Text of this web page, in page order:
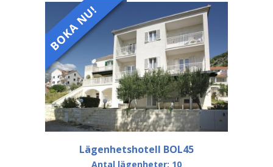
Lägenhetshotell BOL45
Antal lägenheter: 10